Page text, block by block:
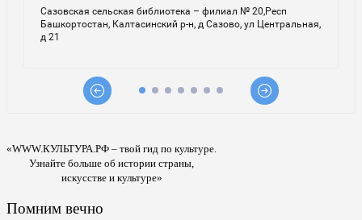
«WWW.КУЛЬТУРА.РФ – твой гид по культуре.
Узнайте больше об истории страны,
искусстве и культуре»
Помним вечно